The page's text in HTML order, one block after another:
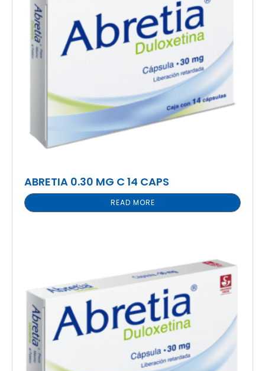
ABRETIA 0.30 MG C 14 CAPS
READ MORE